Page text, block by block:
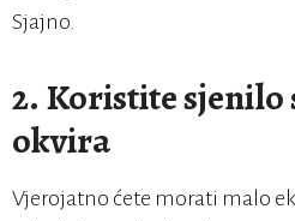
Sjajno.
2. Koristite sjenilo
okvira
Vjerojatno ćete morati malo